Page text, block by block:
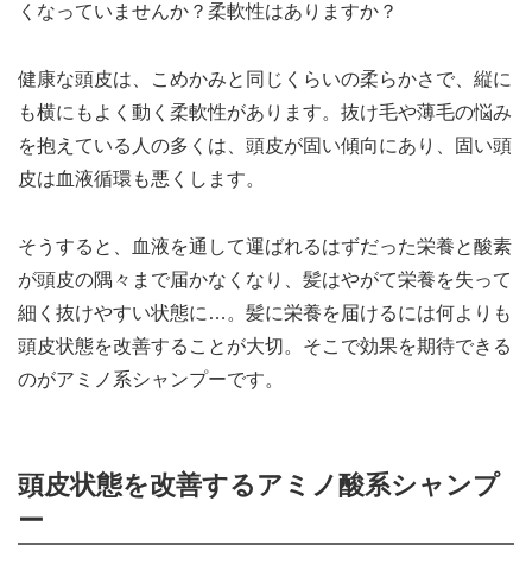
くなっていませんか？柔軟性はありますか？
健康な頭皮は、こめかみと同じくらいの柔らかさで、縦に
も横にもよく動く柔軟性があります。抜け毛や薄毛の悩み
を抱えている人の多くは、頭皮が固い傾向にあり、固い頭
皮は血液循環も悪くします。
そうすると、血液を通して運ばれるはずだった栄養と酸素
が頭皮の隅々まで届かなくなり、髪はやがて栄養を失って
細く抜けやすい状態に…。髪に栄養を届けるには何よりも
頭皮状態を改善することが大切。そこで効果を期待できる
のがアミノ系シャンプーです。
頭皮状態を改善するアミノ酸系シャンプ
ー